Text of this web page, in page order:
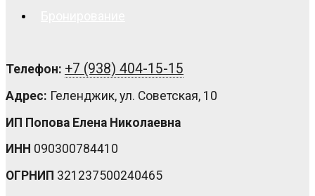
Телефон: +7 (938) 404-15-15
Адрес: Геленджик, ул. Советская, 10
ИП Попова Елена Николаевна
ИНН 090300784410
ОГРНИП 321237500240465